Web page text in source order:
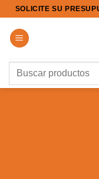
Saltar
contenido
SOLICITE SU
Buscar